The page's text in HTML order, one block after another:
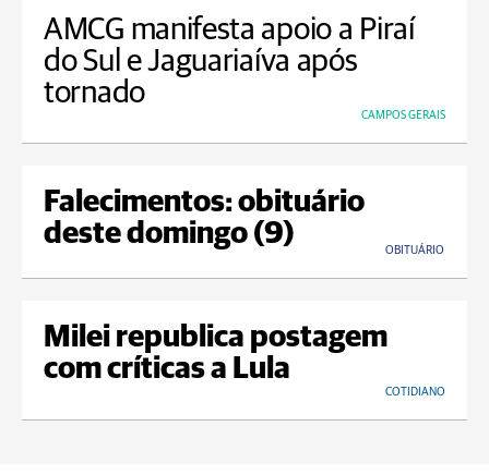
AMCG manifesta apoio a Piraí
do Sul e Jaguariaíva após
tornado
CAMPOS GERAIS
Falecimentos: obituário
deste domingo (9)
OBITUÁRIO
Milei republica postagem
com críticas a Lula
COTIDIANO